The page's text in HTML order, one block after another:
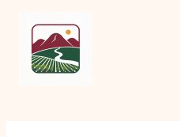
contenu